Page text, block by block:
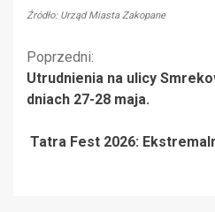
Źródło: Urząd Miasta Zakopane
Kontynuuj
czytanie
Poprzedni:
Utrudnienia na ulicy
dniach 27-28 maja.
Tatra Fest 2026: